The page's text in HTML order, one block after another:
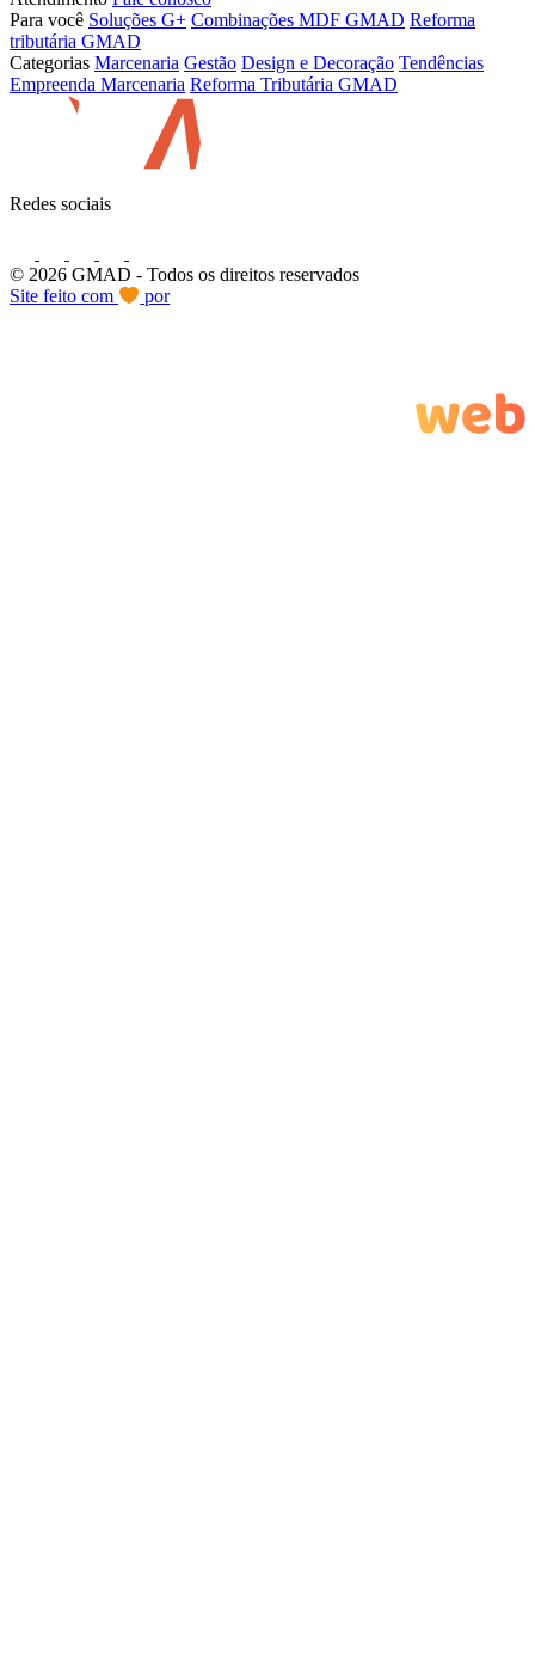
Para você Soluções G+ Combinações MDF GMAD Reforma
tributária GMAD
Categorias Marcenaria Gestão Design e Decoração Tendências
Empreenda Marcenaria Reforma Tributária GMAD
Redes sociais
© 2026 GMAD - Todos os direitos reservados
Site feito com
por